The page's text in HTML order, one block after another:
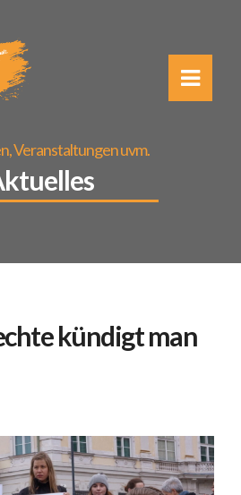
Veranstaltungen uvm.
kündigt man